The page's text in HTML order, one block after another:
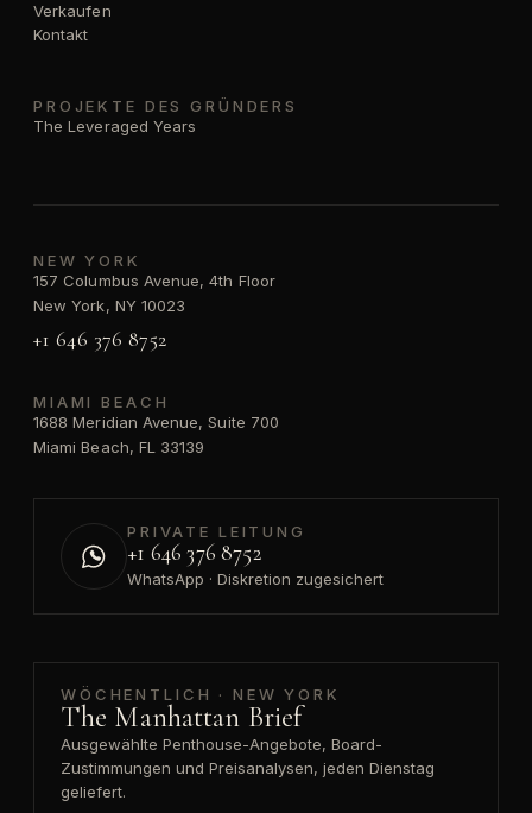
Verkaufen
Kontakt
PROJEKTE DES GRÜNDERS
The Leveraged Years
NEW YORK
157 Columbus Avenue, 4th Floor
New York, NY 10023
+1 646 376 8752
MIAMI BEACH
1688 Meridian Avenue, Suite 700
Miami Beach, FL 33139
PRIVATE LEITUNG
+1 646 376 8752
WhatsApp · Diskretion zugesichert
WÖCHENTLICH · NEW YORK
The Manhattan Brief
Ausgewählte Penthouse-Angebote, Board-
Zustimmungen und Preisanalysen, jeden Dienstag
geliefert.